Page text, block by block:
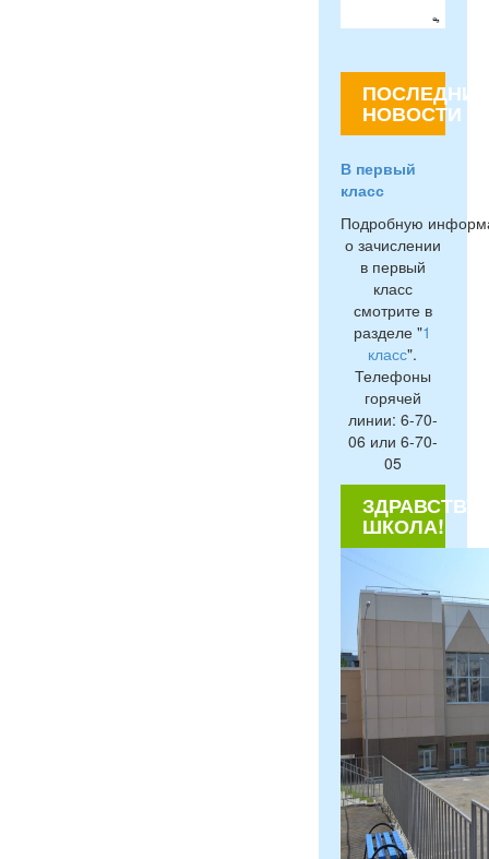
ПОСЛЕДНИЕ
НОВОСТИ
В первый
класс
Подробную
о зачислении
в первый
класс
смотрите в
разделе "1
класс".
Телефоны
горячей
линии: 6-70-
06 или 6-70-
05
ШКОЛА!